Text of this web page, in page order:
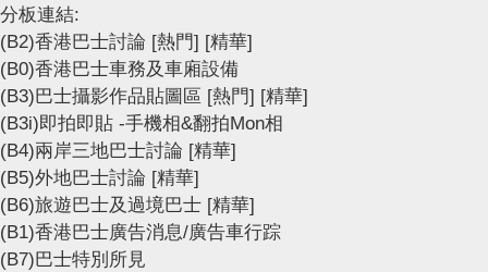
分板連結:
(B2)香港巴士討論 [熱門] [精華]
(B0)香港巴士車務及車廂設備
(B3)巴士攝影作品貼圖區 [熱門] [精華]
(B3i)即拍即貼 -手機相&翻拍Mon相
(B4)兩岸三地巴士討論 [精華]
(B5)外地巴士討論 [精華]
(B6)旅遊巴士及過境巴士 [精華]
(B1)香港巴士廣告消息/廣告車行踪
(B7)巴士特別所見